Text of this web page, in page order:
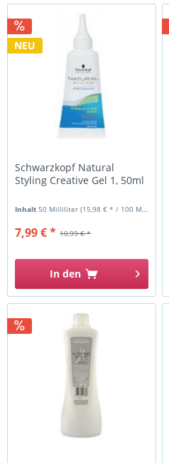
NEU
Schwarzkopf Natural
Styling Creative Gel 1, 50ml
Inhalt50 Milliliter(15,98 € * / 100 Milliliter)
10,99 € *
7,99 € *
In den